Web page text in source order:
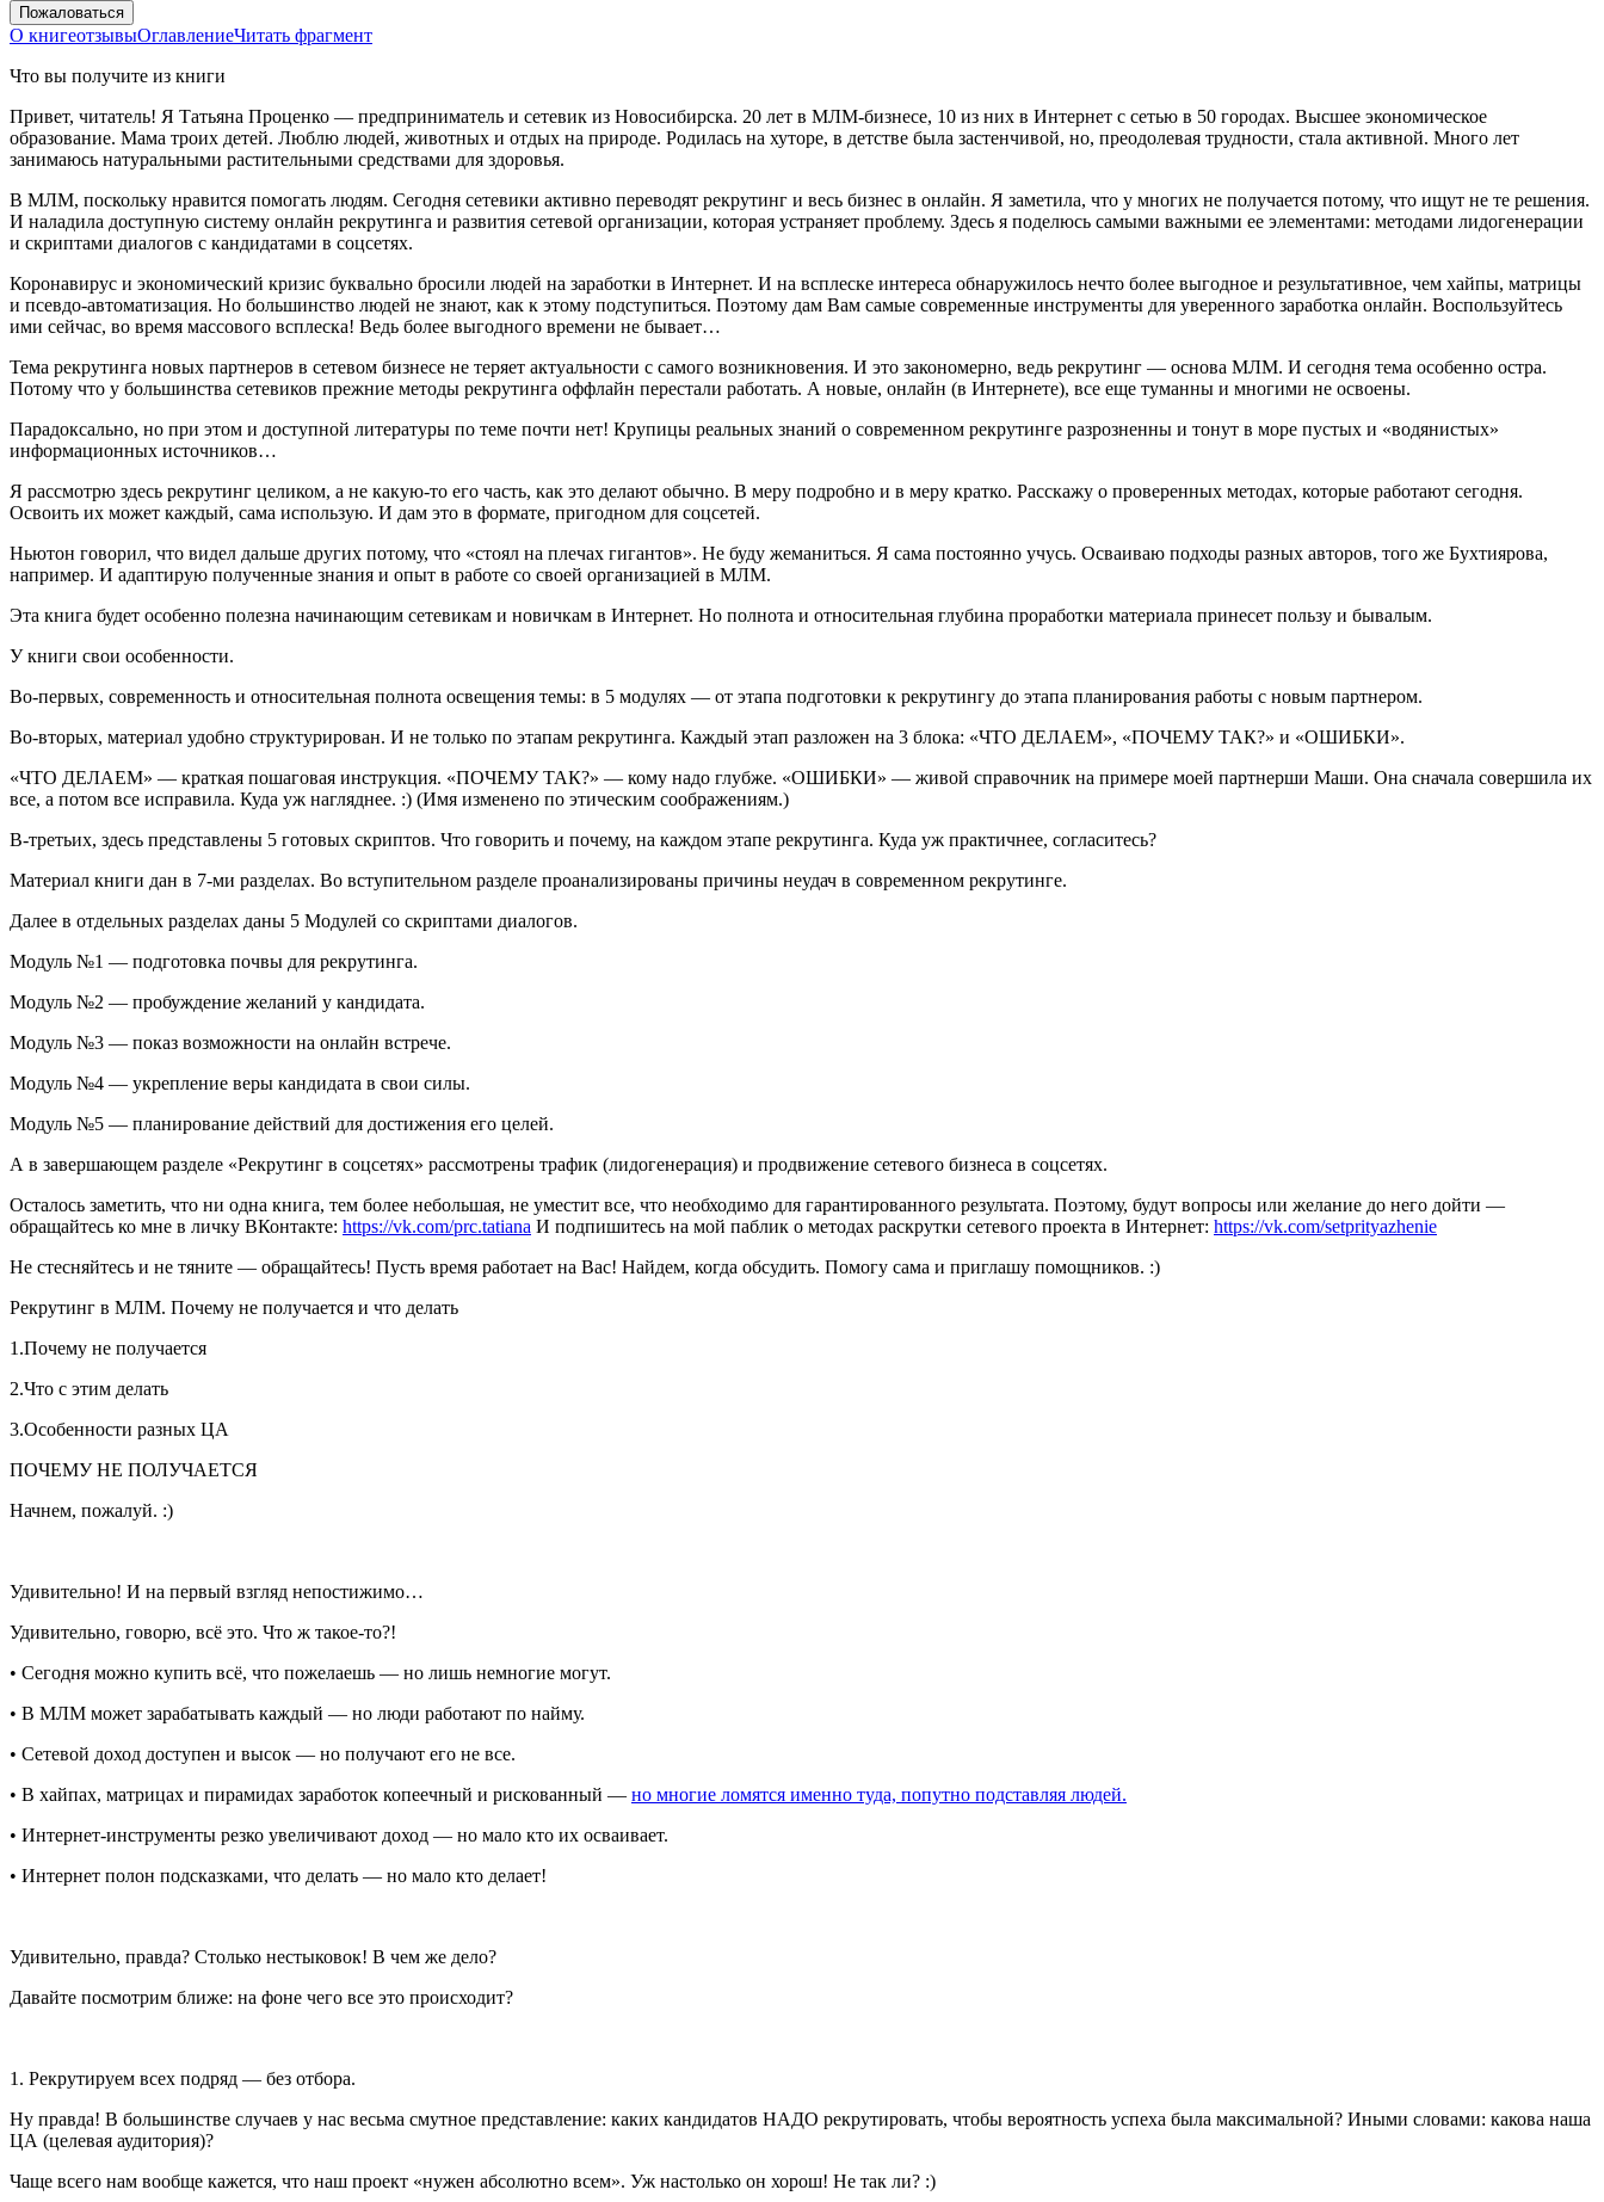
Пожаловаться
О книгеотзывыОглавлениеЧитать фрагмент
Что вы получите из книги
Привет, читатель! Я Татьяна Проценко — предприниматель и сетевик из Новосибирска. 20 лет в МЛМ-бизнесе, 10 из них в Интернет с сетью в 50 городах. Высшее экономическое
образование. Мама троих детей. Люблю людей, животных и отдых на природе. Родилась на хуторе, в детстве была застенчивой, но, преодолевая трудности, стала активной. Много лет
занимаюсь натуральными растительными средствами для здоровья.
В МЛМ, поскольку нравится помогать людям. Сегодня сетевики активно переводят рекрутинг и весь бизнес в онлайн. Я заметила, что у многих не получается потому, что ищут не те решения.
И наладила доступную систему онлайн рекрутинга и развития сетевой организации, которая устраняет проблему. Здесь я поделюсь самыми важными ее элементами: методами лидогенерации
и скриптами диалогов с кандидатами в соцсетях.
Коронавирус и экономический кризис буквально бросили людей на заработки в Интернет. И на всплеске интереса обнаружилось нечто более выгодное и результативное, чем хайпы, матрицы
и псевдо-автоматизация. Но большинство людей не знают, как к этому подступиться. Поэтому дам Вам самые современные инструменты для уверенного заработка онлайн. Воспользуйтесь
ими сейчас, во время массового всплеска! Ведь более выгодного времени не бывает…
Тема рекрутинга новых партнеров в сетевом бизнесе не теряет актуальности с самого возникновения. И это закономерно, ведь рекрутинг — основа МЛМ. И сегодня тема особенно остра.
Потому что у большинства сетевиков прежние методы рекрутинга оффлайн перестали работать. А новые, онлайн (в Интернете), все еще туманны и многими не освоены.
Парадоксально, но при этом и доступной литературы по теме почти нет! Крупицы реальных знаний о современном рекрутинге разрозненны и тонут в море пустых и «водянистых»
информационных источников…
Я рассмотрю здесь рекрутинг целиком, а не какую-то его часть, как это делают обычно. В меру подробно и в меру кратко. Расскажу о проверенных методах, которые работают сегодня.
Освоить их может каждый, сама использую. И дам это в формате, пригодном для соцсетей.
Ньютон говорил, что видел дальше других потому, что «стоял на плечах гигантов». Не буду жеманиться. Я сама постоянно учусь. Осваиваю подходы разных авторов, того же Бухтиярова,
например. И адаптирую полученные знания и опыт в работе со своей организацией в МЛМ.
Эта книга будет особенно полезна начинающим сетевикам и новичкам в Интернет. Но полнота и относительная глубина проработки материала принесет пользу и бывалым.
У книги свои особенности.
Во-первых, современность и относительная полнота освещения темы: в 5 модулях — от этапа подготовки к рекрутингу до этапа планирования работы с новым партнером.
Во-вторых, материал удобно структурирован. И не только по этапам рекрутинга. Каждый этап разложен на 3 блока: «ЧТО ДЕЛАЕМ», «ПОЧЕМУ ТАК?» и «ОШИБКИ».
«ЧТО ДЕЛАЕМ» — краткая пошаговая инструкция. «ПОЧЕМУ ТАК?» — кому надо глубже. «ОШИБКИ» — живой справочник на примере моей партнерши Маши. Она сначала совершила их
все, а потом все исправила. Куда уж нагляднее. :) (Имя изменено по этическим соображениям.)
В-третьих, здесь представлены 5 готовых скриптов. Что говорить и почему, на каждом этапе рекрутинга. Куда уж практичнее, согласитесь?
Материал книги дан в 7-ми разделах. Во вступительном разделе проанализированы причины неудач в современном рекрутинге.
Далее в отдельных разделах даны 5 Модулей со скриптами диалогов.
Модуль №1 — подготовка почвы для рекрутинга.
Модуль №2 — пробуждение желаний у кандидата.
Модуль №3 — показ возможности на онлайн встрече.
Модуль №4 — укрепление веры кандидата в свои силы.
Модуль №5 — планирование действий для достижения его целей.
А в завершающем разделе «Рекрутинг в соцсетях» рассмотрены трафик (лидогенерация) и продвижение сетевого бизнеса в соцсетях.
Осталось заметить, что ни одна книга, тем более небольшая, не уместит все, что необходимо для гарантированного результата. Поэтому, будут вопросы или желание до него дойти —
обращайтесь ко мне в личку ВКонтакте: https://vk.com/prc.tatiana И подпишитесь на мой паблик о методах раскрутки сетевого проекта в Интернет: https://vk.com/setprityazhenie
Не стесняйтесь и не тяните — обращайтесь! Пусть время работает на Вас! Найдем, когда обсудить. Помогу сама и приглашу помощников. :)
Рекрутинг в МЛМ. Почему не получается и что делать
1.Почему не получается
2.Что с этим делать
3.Особенности разных ЦА
ПОЧЕМУ НЕ ПОЛУЧАЕТСЯ
Начнем, пожалуй. :)
Удивительно! И на первый взгляд непостижимо…
Удивительно, говорю, всё это. Что ж такое-то?!
• Сегодня можно купить всё, что пожелаешь — но лишь немногие могут.
• В МЛМ может зарабатывать каждый — но люди работают по найму.
• Сетевой доход доступен и высок — но получают его не все.
• В хайпах, матрицах и пирамидах заработок копеечный и рискованный — но многие ломятся именно туда, попутно подставляя людей.
• Интернет-инструменты резко увеличивают доход — но мало кто их осваивает.
• Интернет полон подсказками, что делать — но мало кто делает!
Удивительно, правда? Столько нестыковок! В чем же дело?
Давайте посмотрим ближе: на фоне чего все это происходит?
1. Рекрутируем всех подряд — без отбора.
Ну правда! В большинстве случаев у нас весьма смутное представление: каких кандидатов НАДО рекрутировать, чтобы вероятность успеха была максимальной? Иными словами: какова наша
ЦА (целевая аудитория)?
Чаще всего нам вообще кажется, что наш проект «нужен абсолютно всем». Уж настолько он хорош! Не так ли? :)